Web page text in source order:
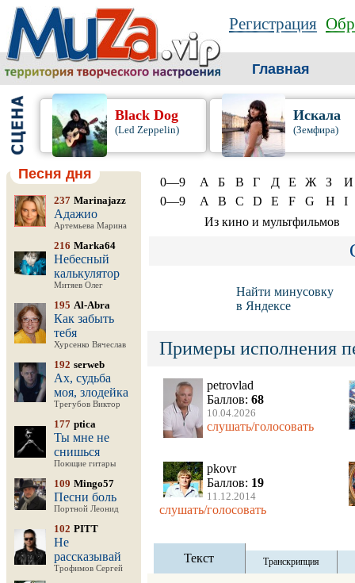
Регистрация
Главная
Black Dog
(Led Zeppelin)
Искала
(Земфира)
Песня дня
237 Marinajazz
Адажио
Артемьева Марина
216 Marka64
Небесный
калькулятор
Митяев Олег
195 Al-Abra
Как забыть
тебя
Хурсенко Вячеслав
192 serweb
Ах, судьба
моя, злодейка
Трегубов Виктор
177 ptica
Ты мне не
снишься
Поющие гитары
109 Mingo57
Песни боль
Портной Леонид
102 PITT
Не
рассказывай
Трофимов Сергей
0—9 А Б В Г Д Е Ж З
И
0—9
A B C D E F G H
I
Из кино и мультфильмов
Найти минусовку
в Яндексе
Примеры исполнения
petrovlad
Баллов: 68
10.04.2026
слушать/голосовать
pkovr
Баллов: 19
11.12.2014
слушать/голосовать
Текст Транскрипция